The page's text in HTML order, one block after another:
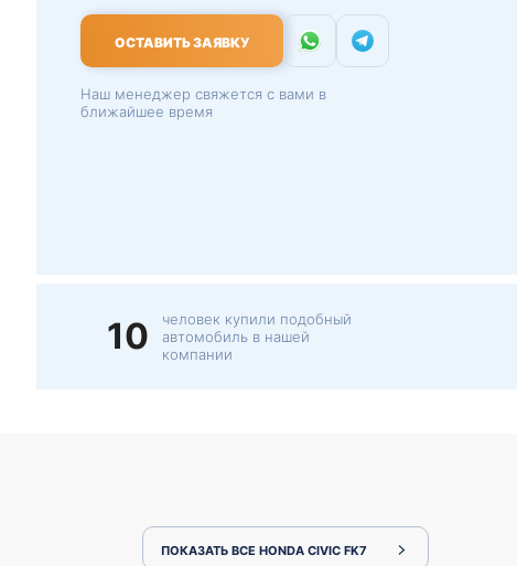
ОСТАВИТЬ ЗАЯВКУ
Наш менеджер свяжется с вами в
ближайшее время
10
человек купили подобный
автомобиль в нашей
компании
ПОКАЗАТЬ ВСЕ HONDA CIVIC FK7